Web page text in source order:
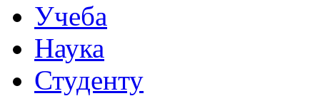
Учеба
Наука
Студенту